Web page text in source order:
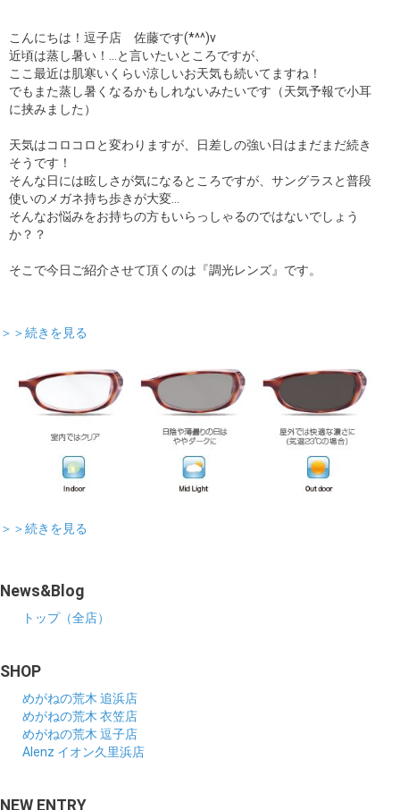
こんにちは！逗子店 佐藤です(*^^)v
近頃は蒸し暑い！…と言いたいところですが、
ここ最近は肌寒いくらい涼しいお天気も続いてますね！
でもまた蒸し暑くなるかもしれないみたいです（天気予報で小耳
に挟みました）
天気はコロコロと変わりますが、日差しの強い日はまだまだ続き
そうです！
そんな日には眩しさが気になるところですが、サングラスと普段
使いのメガネ持ち歩きが大変…
そんなお悩みをお持ちの方もいらっしゃるのではないでしょう
か？？
そこで今日ご紹介させて頂くのは『調光レンズ』です。
＞＞続きを見る
＞＞続きを見る
News&Blog
トップ（全店）
SHOP
めがねの荒木 追浜店
めがねの荒木 衣笠店
めがねの荒木 逗子店
Alenz イオン久里浜店
NEW ENTRY